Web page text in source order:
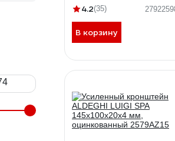
4.2(35)
В корзину